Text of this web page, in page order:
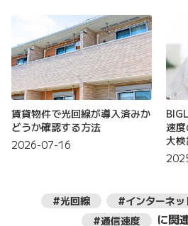
賃貸物件で光回線が導入済みか
どうか確認する方法
2026-07-16
速
大
#光回線 #インターネッ
#通信速度
に関